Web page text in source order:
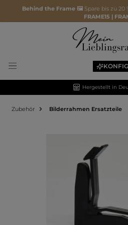
Behind the Frame 🖼️ Spare bis zu 20
FRAME15 |
Hergestellt in
Zubehör Bilderrahmen Ersatzteile